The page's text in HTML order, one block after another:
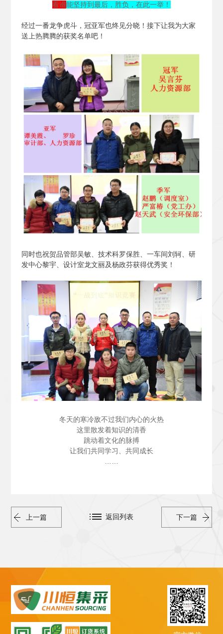
看谁能坚持到最后，胜负，在此一举！
经过一番龙争虎斗，冠亚军也终见分晓！接下让我为大家
送上热腾腾的获奖名单吧！
同时也祝贺品管部吴敏、技术科罗保胜、一车间刘轲、研
发中心黎宇、设计室龙文丽及杨政芬获得优秀奖！
冬天的寒冷敌不过我们内心的火热
这里散发着知识的清香
跳动着文化的脉搏
让我们共同学习、共同成长
上一篇 下一篇
返回列表